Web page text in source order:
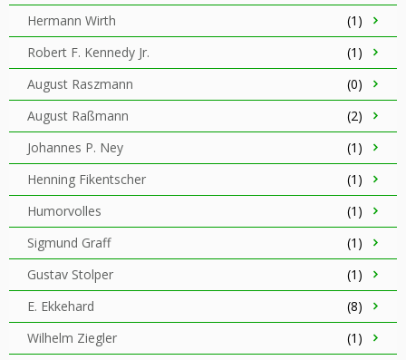
Hermann Wirth
(1)
Robert F. Kennedy Jr.
(1)
August Raszmann
(0)
August Raßmann
(2)
Johannes P. Ney
(1)
Henning Fikentscher
(1)
Humorvolles
(1)
Sigmund Graff
(1)
Gustav Stolper
(1)
E. Ekkehard
(8)
Wilhelm Ziegler
(1)